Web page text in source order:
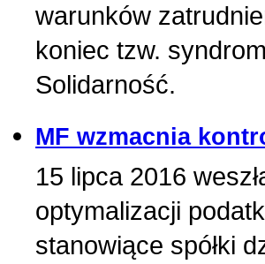
warunków
koniec tzw.
Solidarność.
MF wzmacnia
15 lipca 2016
optymalizacji
stanowiące spółki